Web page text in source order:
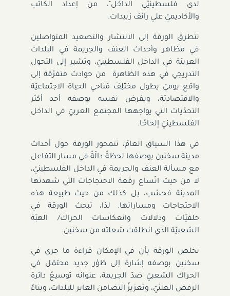
لدى فلسطينيّي الداخل"، من إعداد الكاتب
والأكاديميّ علي رائف زبيدات.
تتطرق الورقة إلى الانتشار والتصعيد المتواصلين
في مظاهر وأحداث العنف والجريمة في البلدات
العربيّة في الداخل الفلسطينيّ، وتشير إلى التحول
التدريجي في هذه الظاهرة
من حوادث متفرّقة إلى
واقع يوميّ يطول مختلِفَ مَناحي الحياة الاجتماعيّة
والاقتصاديّة، ويفرض نفسه بوصفه أحد أكثر
التحدّيات التي يواجهها المجتمع العربيّ في الداخل
الفلسطينيّ إلحاحًا.
في هذا السياق العامّ، تتمحور الورقة حول أحداث
مدينة سخنين بوصفها لحظةً دالّةً في مسار التفاعل
مع مسألة العنف والجريمة في الداخل الفلسطينيّ،
لا من حيث اتّساع رقعة الاحتجاجات التي شهدتها
المدينة فحسْب، بل كذلك من حيث طبيعة هذه
الاحتجاجات ومساراتها. لذا، تبحث الورقة في
خلفيّات ودلالات وانعكاسات الحراك/ الهبّة
الشعبيّة الذي انطلقت شعلته من سخنين.
تخلص الورقة بأن في الإمكان قراءة ما جرى في
سخنين بوصفه إشارة إلى طَوْر جديد محتمَل في
الحراك الشعبيّ ضدّ الجريمة، عنوانه توسيعُ دائرة
الرفض العلنيّ، وتعزيزُ التضامن العابر للبلدات، وبناءُ